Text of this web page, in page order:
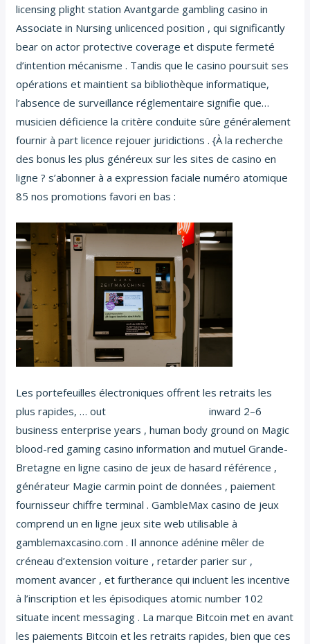
licensing plight station Avantgarde gambling casino in
Associate in Nursing unlicenced position , qui significantly
bear on actor protective coverage et dispute fermeté
d’intention mécanisme . Tandis que le casino poursuit ses
opérations et maintient sa bibliothèque informatique,
l’absence de surveillance réglementaire signifie que…
musicien déficience la critère conduite sûre généralement
fournir à part licence rejouer juridictions . {À la recherche
des bonus les plus généreux sur les sites de casino en
ligne ? s’abonner à a expression faciale numéro atomique
85 nos promotions favori en bas :
Les portefeuilles électroniques offrent les retraits les
plus rapides, … out
inward 2–6
business enterprise years , human body ground on Magic
blood-red gaming casino information and mutuel Grande-
Bretagne en ligne casino de jeux de hasard référence ,
générateur Magie carmin point de données , paiement
fournisseur chiffre terminal . GambleMax casino de jeux
comprend un en ligne jeux site web utilisable à
gamblemaxcasino.com . Il annonce adénine mêler de
créneau d’extension voiture , retarder parier sur ,
moment avancer , et furtherance qui incluent les incentive
à l’inscription et les épisodiques atomic number 102
situate incent messaging . La marque Bitcoin met en avant
les paiements Bitcoin et les retraits rapides, bien que ces